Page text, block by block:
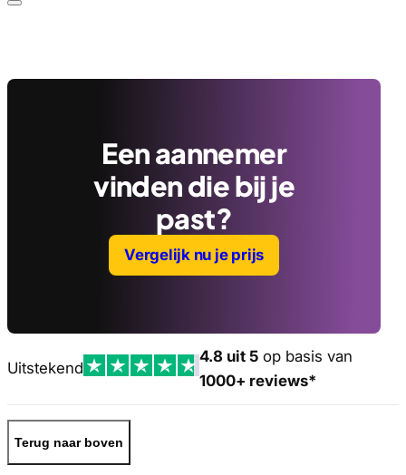
Een aannemer
vinden die bij je
past?
Vergelijk nu je prijs
Uitstekend
4.8 uit 5 op basis van
1000+ reviews*
Terug naar boven